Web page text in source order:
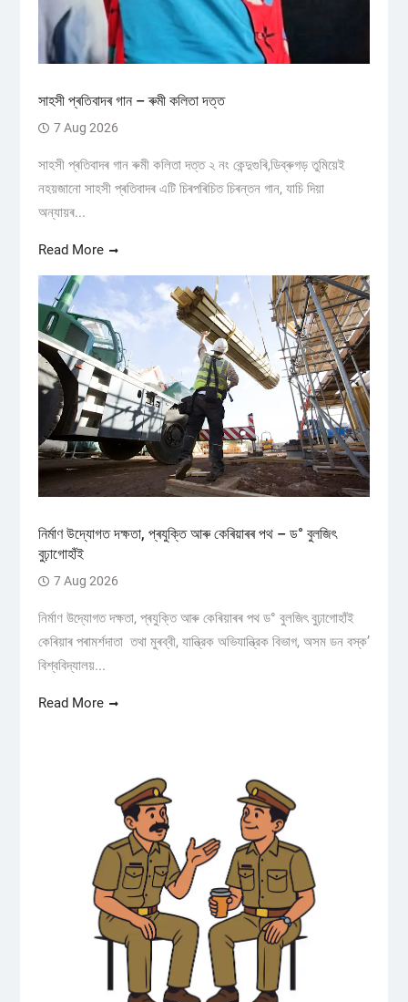
সাহসী প্ৰতিবাদৰ গান – ৰুমী কলিতা দত্ত
7 Aug 2026
সাহসী প্ৰতিবাদৰ গান ৰুমী কলিতা দত্ত ২ নং কেন্দুগুৰি,ডিব্ৰুগড় তুমিয়েই
নহয়জানো সাহসী প্ৰতিবাদৰ এটি চিৰপৰিচিত চিৰন্তন গান, যাচি দিয়া
অন্যায়ৰ...
Read More
নিৰ্মাণ উদ্যোগত দক্ষতা, প্ৰযুক্তি আৰু কেৰিয়াৰৰ পথ – ড° বুলজিৎ
বুঢ়াগোহাঁই
7 Aug 2026
নিৰ্মাণ উদ্যোগত দক্ষতা, প্ৰযুক্তি আৰু কেৰিয়াৰৰ পথ ড° বুলজিৎ বুঢ়াগোহাঁই
কেৰিয়াৰ পৰামৰ্শদাতা তথা মুৰব্বী, যান্ত্রিক অভিযান্ত্রিক বিভাগ, অসম ডন বস্ক’
বিশ্ববিদ্যালয়...
Read More